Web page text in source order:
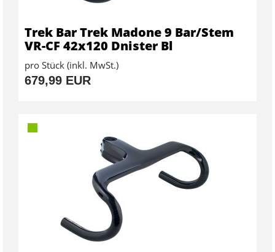
Trek Bar Trek Madone 9 Bar/Stem
VR-CF 42x120 Dnister Bl
pro Stück (inkl. MwSt.)
679,99 EUR